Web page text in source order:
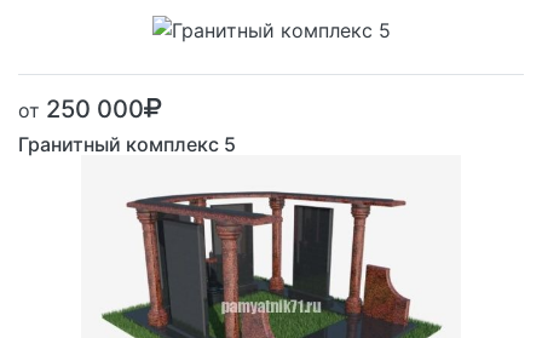
от 250 000
Гранитный комплекс 5